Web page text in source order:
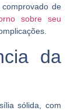
de
sobre seu
da
sólida, com